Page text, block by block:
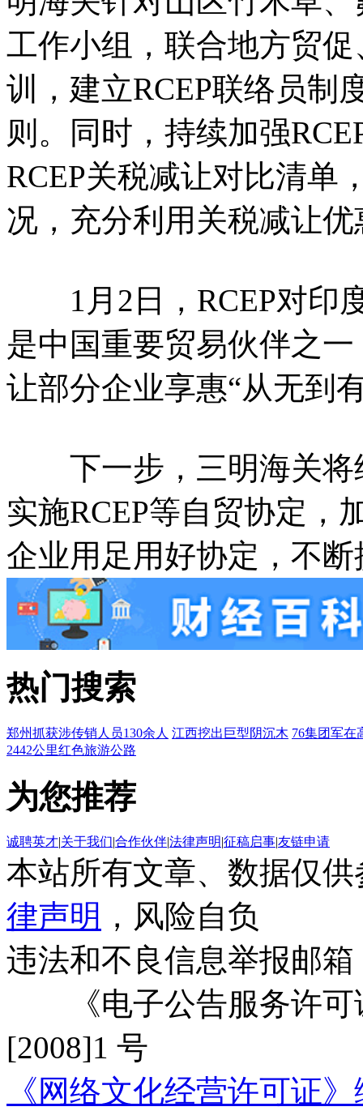
工作小组，联合地方贸
训，建立RCEP联络员制
则。同时，持续加强
RCEP关税减让对比清单
况，充分利用关税减让
1月2日，RCEP对印
是中国重要贸易伙伴之
让部分企业享惠“从无到
下一步，三明海关将
实施RCEP等自贸协定，
企业用足用好协定，不
热门搜索
郑州抓获涉传销人员130余人 江西挖出巨型阴沉木 76集团军在
2442公里红色旅游公路
为您推荐
诚聘英才|关于我们|合作伙伴|法律声明|征稿启事|友链申请
本站所有文章、数据仅
律声明 ，风险自负
违法和不良信息举报邮箱
《电子公告服务许可
[2008]1 号
《网络文化经营许可证